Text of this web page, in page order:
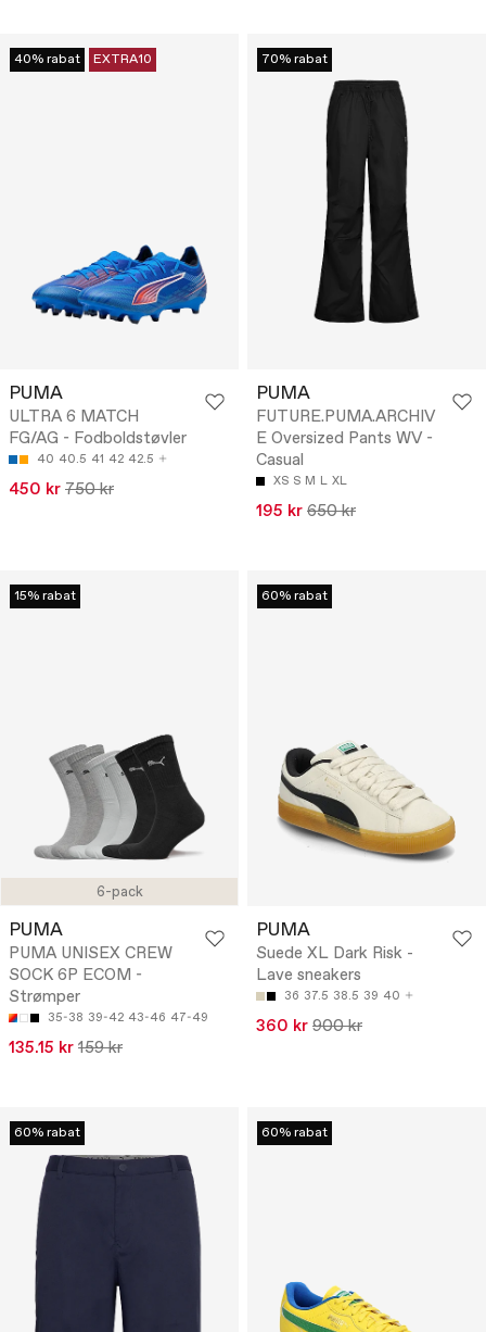
40% rabat EXTRA10
PUMA
ULTRA 6 MATCH
FG/AG - Fodboldstøvler
40 40.5 41 42 42.5
450 kr 750 kr
70% rabat
PUMA
FUTURE.PUMA.ARCHIV
E Oversized Pants WV -
Casual
XS S M L XL
195 kr 650 kr
6-pack
15% rabat
PUMA
PUMA UNISEX CREW
SOCK 6P ECOM -
Strømper
35-38 39-42 43-46 47-49
135.15 kr 159 kr
60% rabat
PUMA
Suede XL Dark Risk -
Lave sneakers
36 37.5 38.5 39 40
360 kr 900 kr
60% rabat 60% rabat